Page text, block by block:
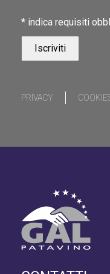
* indica requisiti
PRIVACY